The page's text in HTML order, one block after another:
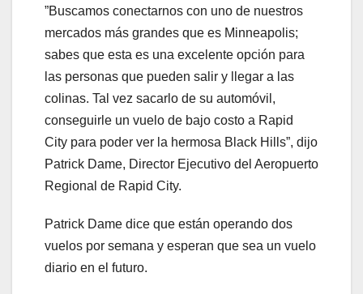
”Buscamos conectarnos con uno de nuestros
mercados más grandes que es Minneapolis;
sabes que esta es una excelente opción para
las personas que pueden salir y llegar a las
colinas. Tal vez sacarlo de su automóvil,
conseguirle un vuelo de bajo costo a Rapid
City para poder ver la hermosa Black Hills”, dijo
Patrick Dame, Director Ejecutivo del Aeropuerto
Regional de Rapid City.
Patrick Dame dice que están operando dos
vuelos por semana y esperan que sea un vuelo
diario en el futuro.